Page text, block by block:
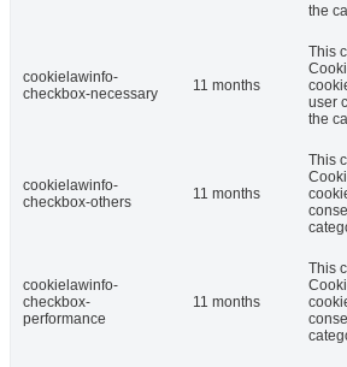
the
cookielawinfo-
checkbox-necessary
11 months
This
user
the
cookielawinfo-
checkbox-others
11 months
This
cookielawinfo-
checkbox-
performance
11 months
This